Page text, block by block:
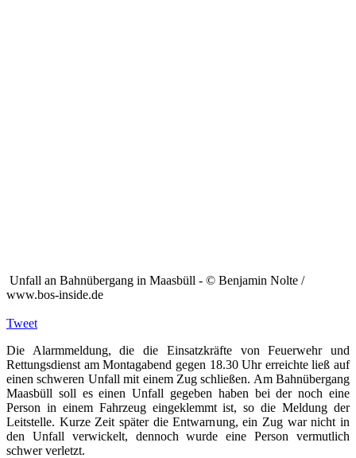
Unfall an Bahnübergang in Maasbüll - © Benjamin Nolte /
www.bos-inside.de
Tweet
Die Alarmmeldung, die die Einsatzkräfte von Feuerwehr und
Rettungsdienst am Montagabend gegen 18.30 Uhr erreichte ließ auf
einen schweren Unfall mit einem Zug schließen. Am Bahnübergang
Maasbüll soll es einen Unfall gegeben haben bei der noch eine
Person in einem Fahrzeug eingeklemmt ist, so die Meldung der
Leitstelle. Kurze Zeit später die Entwarnung, ein Zug war nicht in
den Unfall verwickelt, dennoch wurde eine Person vermutlich
schwer verletzt.